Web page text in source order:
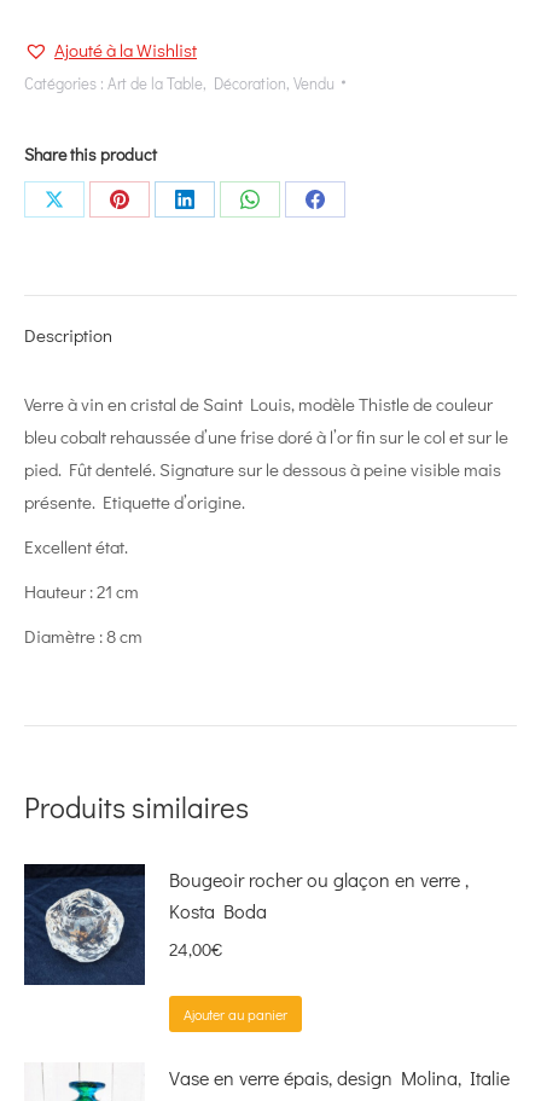
Ajouté à la Wishlist
Catégories : Art de la Table, Décoration, Vendu
Share this product
Share
Share
Share
Share
Share
Description
Verre à vin en cristal de Saint Louis, modèle Thistle de couleur
bleu cobalt rehaussée d’une frise doré à l’or fin sur le col et sur le
pied. Fût dentelé. Signature sur le dessous à peine visible mais
présente. Etiquette d’origine.
Excellent état.
Hauteur : 21 cm
Diamètre : 8 cm
Produits similaires
Bougeoir rocher ou glaçon en verre ,
Kosta Boda
24,00€
Ajouter au panier
Vase en verre épais, design Molina, Italie